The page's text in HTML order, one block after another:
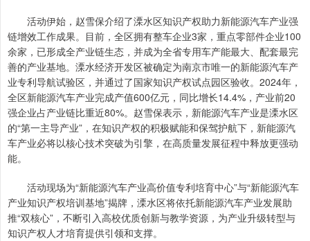
活动伊始，赵雪保介绍了溧水区知识产权助力新能源汽车产业强
链增效工作成果。目前，全区拥有整车企业3家，重点零部件企业100
余家，已形成全产业链生态，并成为全省专用车产能最大、配套最完
善的产业基地。溧水经济开发区被确定为南京市唯一的新能源汽车产
业专利导航试验区，并通过了国家知识产权试点园区验收。2024年，
全区新能源汽车产业完成产值600亿元，同比增长14.4%，产业前20
强企业占产业链比重近80%。赵雪保表示，新能源汽车产业是溧水区
的“第一主导产业”，在知识产权的积极赋能和保驾护航下，新能源汽
车产业必将以核心技术突破为引擎，在高质量发展征程中释放更强动
能。
活动现场为“新能源汽车产业高价值专利培育中心”与“新能源汽车
产业知识产权培训基地”揭牌，溧水区将依托新能源汽车产业发展助
推“双核心”，不断引入高校优质创新与教学资源，为产业升级转型与
知识产权人才培育提供引领和支撑。